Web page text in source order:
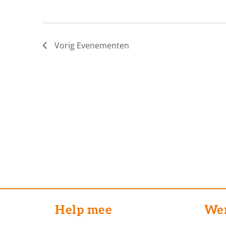
Vorig Evenementen
Help mee